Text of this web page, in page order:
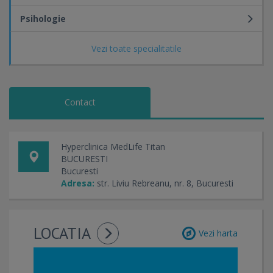
Program recoltare
Luni - Vineri: 07:00 - 14:00
Duminică: închis
Vezi toate specialitatile
Psihologie
Contact
Hyperclinica MedLife Titan
BUCURESTI
Bucuresti
Adresa: str. Liviu Rebreanu, nr. 8, Bucuresti
LOCATIA Vezi harta